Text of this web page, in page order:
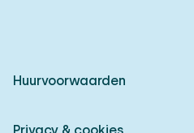
Huurvoorwaarden